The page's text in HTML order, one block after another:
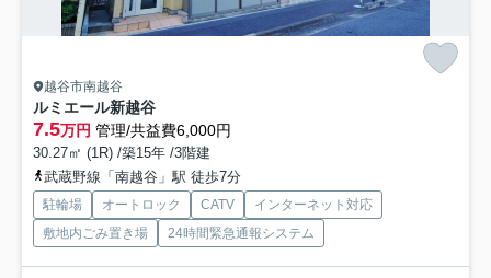
越谷市南越谷
ルミエール新越谷
7.5万円 管理/共益費6,000円
30.27㎡ (1R) /築15年 /3階建
武蔵野線「南越谷」駅 徒歩7分
駐輪場 オートロック CATV
インターネット対応
敷地内ごみ置き場
24時間緊急通報システム